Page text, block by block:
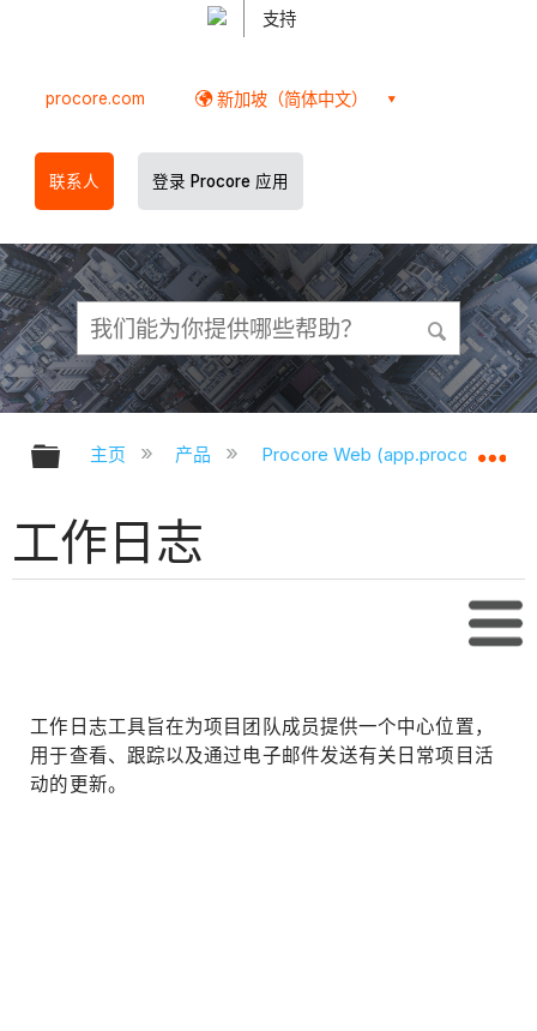
支持
procore.com 新加坡（简体中文）
联系人 登录 Procore 应用
扩展/隐缩全局层次
主页 产品 Procore Web
工作日志
目录
工作日志工具旨在为项目团队成员提供一个中心位置，
用于查看、跟踪以及通过电子邮件发送有关日常项目活
动的更新。